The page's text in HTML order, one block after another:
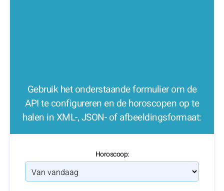
Gebruik het onderstaande formulier om de
API te configureren en de horoscopen op te
halen in XML-, JSON- of afbeeldingsformaat:
Horoscoop: